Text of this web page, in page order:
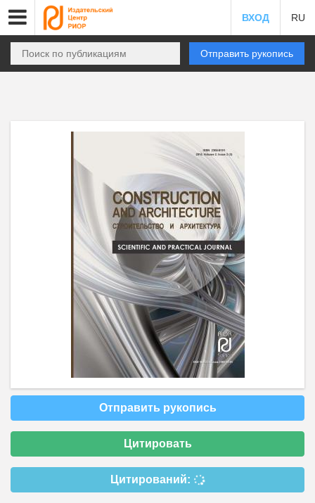
ВХОД RU
Отправить рукопись
Отправить рукопись
Цитировать
Цитирований: